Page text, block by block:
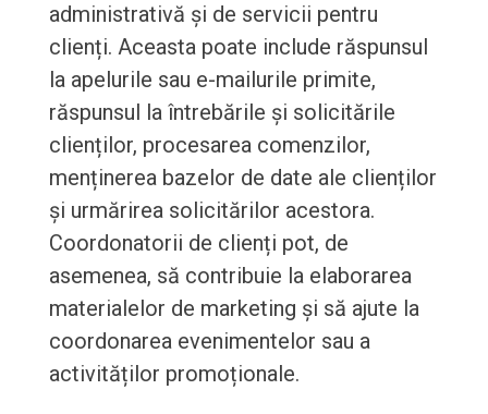
administrativă și de servicii pentru
clienți. Aceasta poate include răspunsul
la apelurile sau e-mailurile primite,
răspunsul la întrebările și solicitările
clienților, procesarea comenzilor,
menținerea bazelor de date ale clienților
și urmărirea solicitărilor acestora.
Coordonatorii de clienți pot, de
asemenea, să contribuie la elaborarea
materialelor de marketing și să ajute la
coordonarea evenimentelor sau a
activităților promoționale.